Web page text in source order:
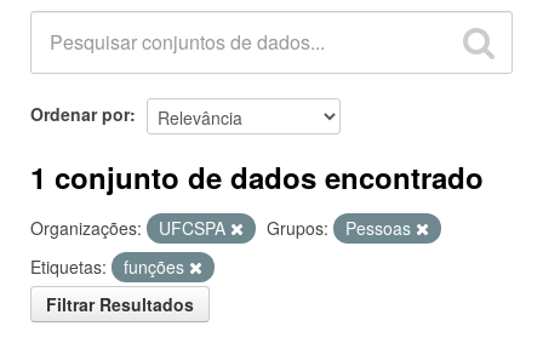
Grupos
Sobre
Ordenar por
1 conjunto de dados encontrado
Organizações: UFCSPA Grupos:
Pessoas
Etiquetas:
funções
Filtrar Resultados